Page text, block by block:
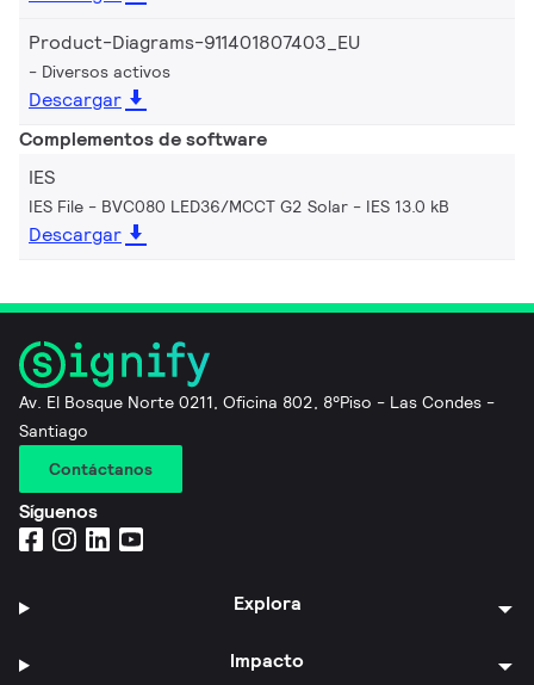
Product-Diagrams-911401807403_EU
Diversos activos
Descargar
Complementos de software
IES
IES File - BVC080 LED36/MCCT G2 Solar IES 13.0 kB
Descargar
Av. El Bosque Norte 0211, Oficina 802, 8°Piso - Las Condes -
Santiago
Contáctanos
Síguenos
Explora
Impacto